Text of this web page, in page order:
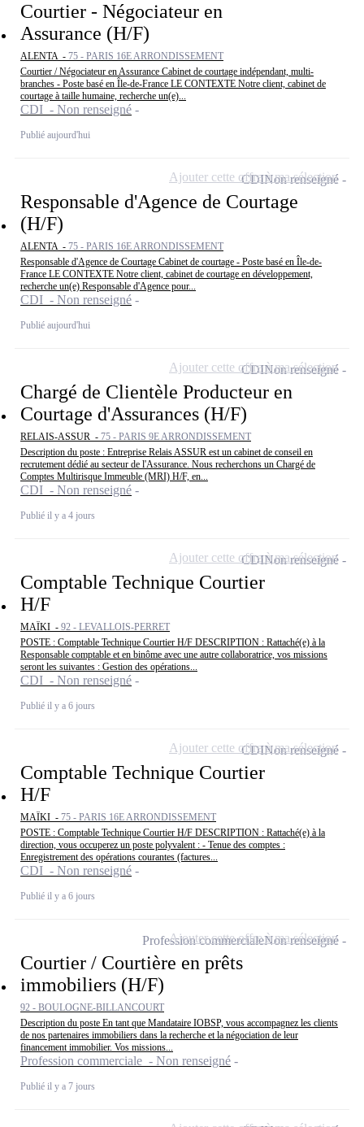
Courtier - Négociateur en
Assurance (H/F)
ALENTA - 75 - PARIS 16E ARRONDISSEMENT
Courtier / Négociateur en Assurance Cabinet de courtage indépendant, multi-
branches - Poste basé en Île-de-France LE CONTEXTE Notre client, cabinet de
courtage à taille humaine, recherche un(e)...
CDI - Non renseigné
Publié aujourd'hui
Responsable d'Agence de Courtage
(H/F)
ALENTA - 75 - PARIS 16E ARRONDISSEMENT
Responsable d'Agence de Courtage Cabinet de courtage - Poste basé en Île-de-
France LE CONTEXTE Notre client, cabinet de courtage en développement,
recherche un(e) Responsable d'Agence pour...
CDI - Non renseigné
Publié aujourd'hui
CDINon renseigné
Ajouter cette offre à ma sélection
Chargé de Clientèle Producteur en
Courtage d'Assurances (H/F)
RELAIS-ASSUR - 75 - PARIS 9E ARRONDISSEMENT
Description du poste : Entreprise Relais ASSUR est un cabinet de conseil en
recrutement dédié au secteur de l'Assurance. Nous recherchons un Chargé de
Comptes Multirisque Immeuble (MRI) H/F, en...
CDI - Non renseigné
Publié il y a 4 jours
CDINon renseigné
Ajouter cette offre à ma sélection
Comptable Technique Courtier
H/F
MAÏKI - 92 - LEVALLOIS-PERRET
POSTE : Comptable Technique Courtier H/F DESCRIPTION : Rattaché(e) à la
Responsable comptable et en binôme avec une autre collaboratrice, vos missions
seront les suivantes : Gestion des opérations...
CDI - Non renseigné
Publié il y a 6 jours
CDINon renseigné
Ajouter cette offre à ma sélection
Comptable Technique Courtier
H/F
MAÏKI - 75 - PARIS 16E ARRONDISSEMENT
POSTE : Comptable Technique Courtier H/F DESCRIPTION : Rattaché(e) à la
direction, vous occuperez un poste polyvalent : - Tenue des comptes :
Enregistrement des opérations courantes (factures...
CDI - Non renseigné
Publié il y a 6 jours
CDINon renseigné
Ajouter cette offre à ma sélection
Courtier / Courtière en prêts
immobiliers (H/F)
92 - BOULOGNE-BILLANCOURT
Description du poste En tant que Mandataire IOBSP, vous accompagnez les clients
de nos partenaires immobiliers dans la recherche et la négociation de leur
financement immobilier. Vos missions...
Profession commerciale - Non renseigné
Publié il y a 7 jours
Profession commercialeNon renseigné
Ajouter cette offre à ma sélection